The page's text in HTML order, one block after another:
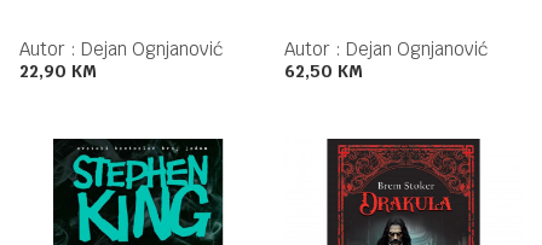
Autor : Dejan Ognjanović
22,90 KM
Autor : Dejan Ognjanović
62,50 KM